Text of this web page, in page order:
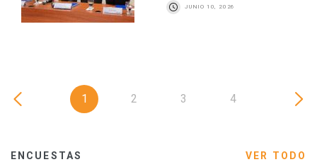
JUNIO 10, 2026
1 2 3 4
ENCUESTAS VER TODO